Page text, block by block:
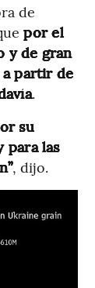
de
por el
y de gran
a partir de
.
su
para las
, dijo.